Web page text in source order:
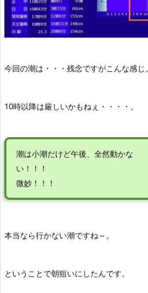
今回の潮は・・・残念ですがこんな感じ。
10時以降は厳しいかもねぇ・・・・。
潮は小潮だけど午後、全然動かな
い！！！
微妙！！！
本当なら行かない潮ですね～。
ということで朝狙いにしたんです。